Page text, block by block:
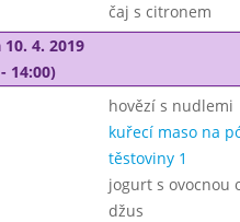
čaj s citronem
4. 2019
14:00)
hovězí s nudlemi
kuřecí maso na
těstoviny 1
jogurt s ovocnou
džus